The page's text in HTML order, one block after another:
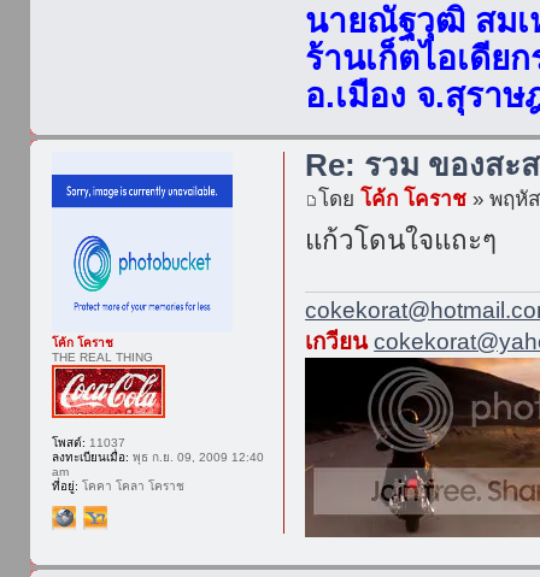
นายณัฐวุฒิ สมเ
ร้านเก็ตไอเดีย
อ.เมือง จ.สุรา
Re: รวม ของสะ
โดยโค้ก โคราช » พฤหั
แก้วโดนใจแถะๆ
เกวียน
โค้ก โคราช
THE REAL THING
โพสต์: 11037
ลงทะเบียนเมื่อ: พุธ ก.ย. 09, 2009 12:40
am
ที่อยู่: โคคา โคลา โคราช